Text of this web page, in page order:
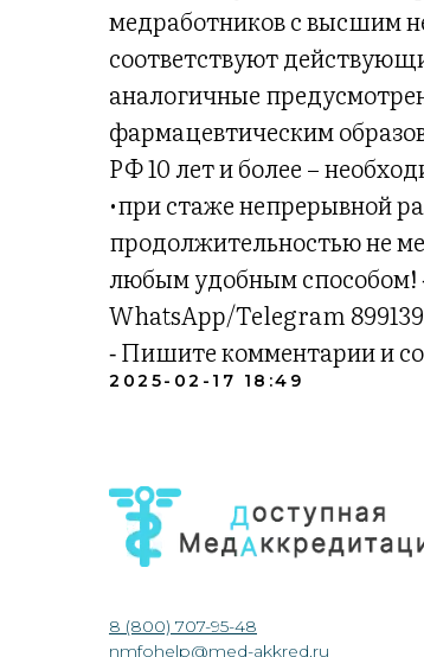
медработников с высшим
соответствуют
аналогичные
фармацевтическим
РФ 10 лет и более –
•при стаже непрерывной
продолжительностью не
любым удобным способом!
WhatsApp/Telegram
⁃ Пишите комментарии и
2025-02-17 18:49
8 (800) 707-95-48
nmfohelp@med-akkred.ru